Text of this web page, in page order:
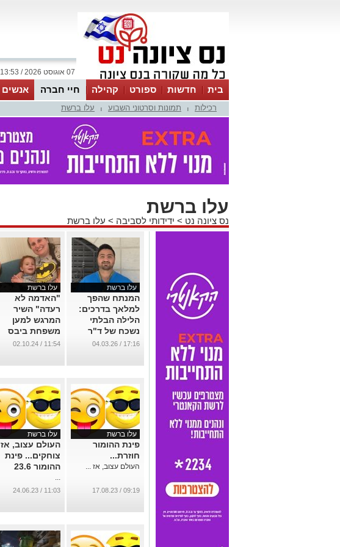
07 אוגוסט 2026 / 13:53
בית חדשות ספורט קהילה חיי חברה אנשים
רכילות תמונות וסרטוני השבוע עלו ברשת
עלו ברשת
נס ציונה נט > ידידותי לסביבה > עלו ברשת
עלו ברשת
המנתח שהפך
למלאך בדרכים:
הלילה הבלתי
נשכח של ד"ר
עספור הכירורג
...
17:16 / 04.03.26
עלו ברשת
"האדמה לא
רעדה" השיר
המרגש למען
משפחת ביבס
שעדיין בשבי
...
11:54 / 02.10.24
עלו ברשת
פינת ההומור
חוזרת...
העולם עצוב, אז ...
09:19 / 17.08.23
עלו ברשת
העולם עצוב, אז
צוחקים... פינת
ההומור 23.6
...
11:03 / 24.06.23